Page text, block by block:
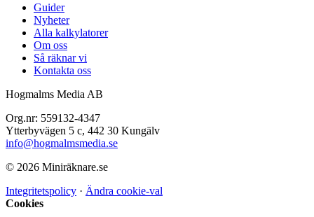
Guider
Nyheter
Alla kalkylatorer
Om oss
Så räknar vi
Kontakta oss
Hogmalms Media AB
Org.nr: 559132-4347
Ytterbyvägen 5 c, 442 30 Kungälv
info@hogmalmsmedia.se
© 2026 Miniräknare.se
Integritetspolicy · Ändra cookie-val
Cookies